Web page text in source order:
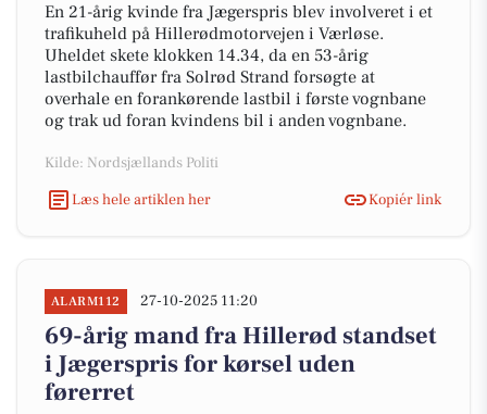
En 21-årig kvinde fra Jægerspris blev involveret i et
trafikuheld på Hillerødmotorvejen i Værløse.
Uheldet skete klokken 14.34, da en 53-årig
lastbilchauffør fra Solrød Strand forsøgte at
overhale en forankørende lastbil i første vognbane
og trak ud foran kvindens bil i anden vognbane.
Kilde: Nordsjællands Politi
Læs hele artiklen her
Kopiér link
ALARM112 27-10-2025 11:20
69-årig mand fra Hillerød standset
i Jægerspris for kørsel uden
førerret